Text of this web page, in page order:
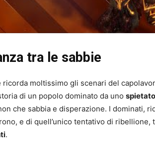
tra le sabbie
ricorda moltissimo gli scenari del
di un popolo dominato da uno
che sabbia e disperazione. I dominati,
e di quell’unico tentativo di ribellione,
.